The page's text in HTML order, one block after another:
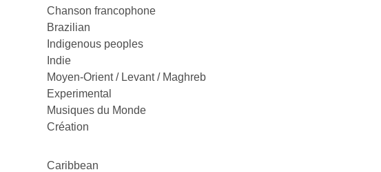
Chanson francophone
Brazilian
Indigenous peoples
Indie
Moyen-Orient / Levant / Maghreb
Experimental
Musiques du Monde
Création
Caribbean